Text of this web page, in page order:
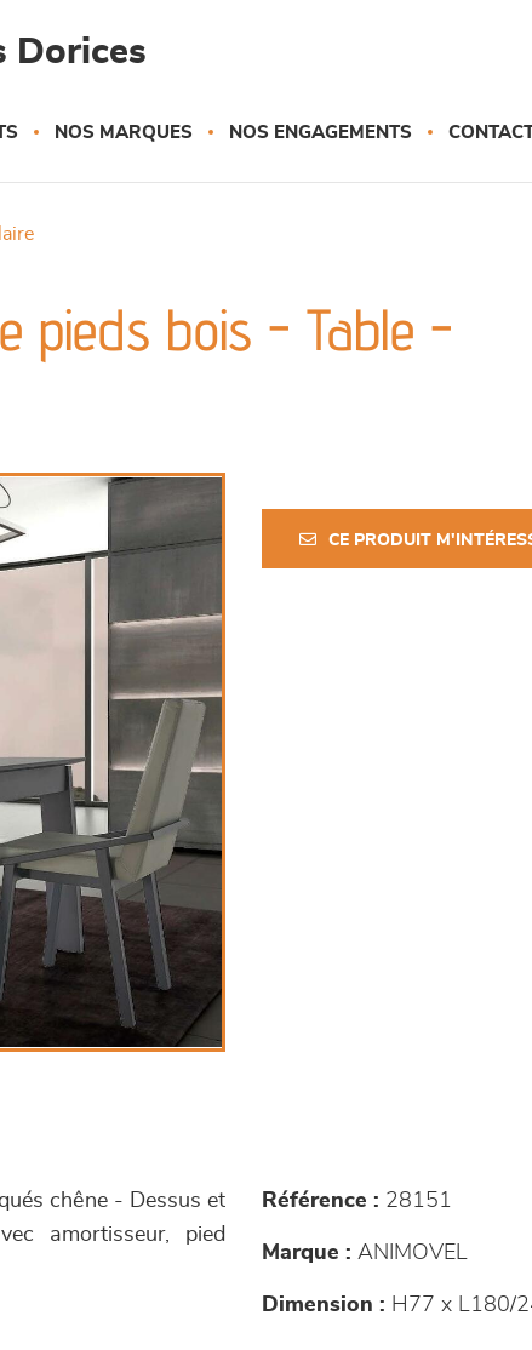
Dorices
NOS MARQUES NOS ENGAGEMENTS
pieds bois - Table -
CE PRODUIT
chêne - Dessus et
amortisseur, pied
Référence : 28151
Marque : ANIMOVEL
Dimension : H77 x L180/